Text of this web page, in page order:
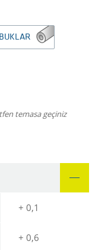
temasa geçiniz
+ 0,1
+ 0,6